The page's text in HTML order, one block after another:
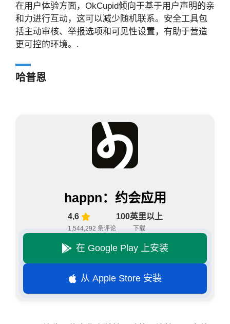
在用户体验方面，OkCupid倾向于基于用户声明的亲
和力进行互动，这可以减少随机联系。安全工具包
括主动审核、举报选项和可见性设置，有助于营造
更可控的环境。.
哈普恩
happn：约会应用
4,6
1,544,292 条评论
100英里以上
下载
在 Google Play 上安装
从 Apple Store 安装